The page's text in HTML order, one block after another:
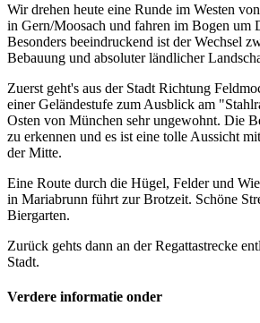
Wir drehen heute eine Runde im Westen
in Gern/Moosach und fahren im Bogen um
Besonders beeindruckend ist der Wechsel
Bebauung und absoluter ländlicher
Zuerst geht's aus der Stadt Richtung
einer Geländestufe zum Ausblick am
Osten von München sehr ungewohnt. Die
zu erkennen und es ist eine tolle Aussicht
der Mitte.
Eine Route durch die Hügel, Felder und
in Mariabrunn führt zur Brotzeit. Schöne
Biergarten.
Zurück gehts dann an der Regattastrecke
Stadt.
Verdere informatie onder